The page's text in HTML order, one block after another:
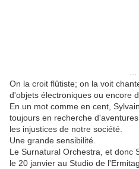
On la croit flûtiste; on la voit
d'objets électroniques ou encore
En un mot comme en cent,
toujours en recherche
les injustices de notre société.
Une grande sensibilité.
Le Surnatural Orchestra, et donc
le 20 janvier au Studio de